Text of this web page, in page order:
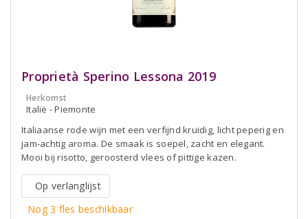
Proprietà Sperino Lessona 2019
Herkomst
Italië - Piemonte
Italiaanse rode wijn met een verfijnd kruidig, licht peperig en
jam-achtig aroma. De smaak is soepel, zacht en elegant.
Mooi bij risotto, geroosterd vlees of pittige kazen.
Op verlanglijst
Nog 3 fles beschikbaar